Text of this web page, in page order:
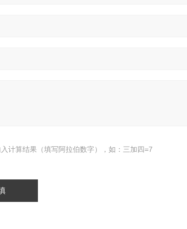
计算结果（填写阿拉伯数字），如：三加四=7